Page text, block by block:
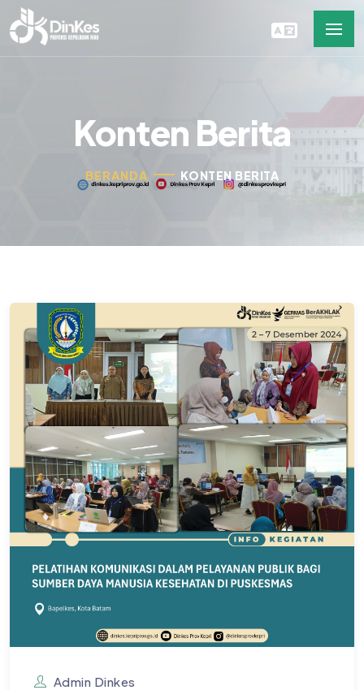
Konten Berita
BERANDA KONTEN BERITA
Admin Dinkes